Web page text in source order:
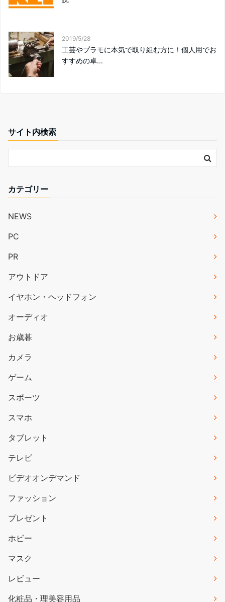
2019/5/28
工芸やプラモに本気で取り組む方に！個人用でお
すすめの卓...
サイト内検索
カテゴリー
NEWS
PC
PR
アウトドア
イヤホン・ヘッドフォン
オーディオ
お歳暮
カメラ
ゲーム
スポーツ
スマホ
タブレット
テレビ
ビデオオンデマンド
ファッション
プレゼント
ホビー
マスク
レビュー
化粧品・理美容用品